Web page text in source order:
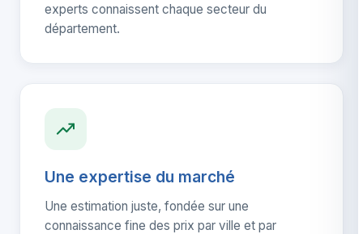
experts connaissent chaque secteur du
département.
Une expertise du marché
Une estimation juste, fondée sur une
connaissance fine des prix par ville et par